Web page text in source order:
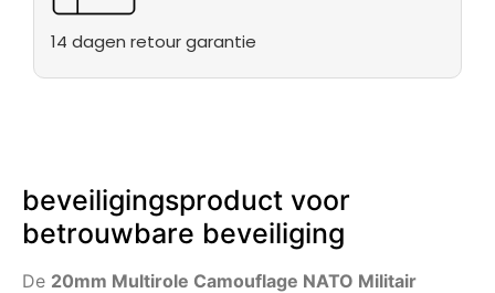
14 dagen retour garantie
beveiligingsproduct voor
betrouwbare beveiliging
De 20mm Multirole Camouflage NATO Militair